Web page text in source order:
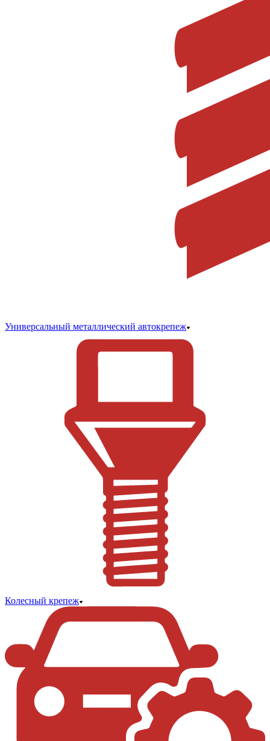
Универсальный металлический автокрепеж
Колесный крепеж